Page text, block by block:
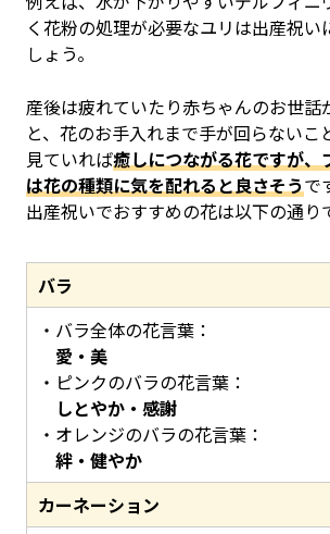
く花粉の処理が必要なユリは出産祝い
しょう。
産後は疲れていたり赤ちゃんのお世話
と、花のお手入れまで手が回らないこ
見ていれば癒しにつながる花ですが、
は花の種類に気を配れると良さそうで
出産祝いでおすすめの花は以下の通り
バラ
バラ全体の花言葉：
愛・美
ピンクのバラの花言葉：
しとやか・感謝
オレンジのバラの花言葉：
絆・健やか
カーネーション